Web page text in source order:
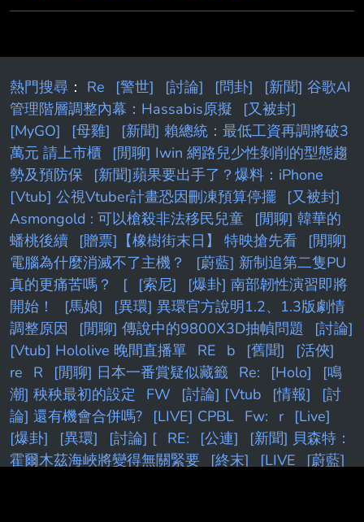
熱門搜尋 ： Re [警世] [討論] [問卦]
[新聞] 谷歌AI
管理階層調整內幕：Hassabis原擬
[又被封]
[MyGO]
[母雞]
[新聞] 賴總統：最低工資再調將破3
萬元 請上市櫃
[閒聊] Iwin 網路兒少性剝削的型態趨
勢及預防保
[新聞]蘋果要出手了？爆料：iPhone
[Vtub] 公視Vtuber計畫恐因刪凍預算停擺
[又被封]
Asmongold : 可以槍殺非法移民兒童
[閒聊] 韓華的
蟠桃後續
[贈票]【橡樹街末日】 特映搶先看
[閒聊]
電腦為什麼消滅不了主機？
[蔚藍] 新制追第二隻PU
真的更痛苦嗎？
[ [索尼]
[爆卦] 南部韌性演習即將
開始！
[馬娘]
[異環] 異環官方說明1.2、1.3版劇情
調整原因
[閒聊] 傳說中的9800X3D抽幀問題
[討論]
[Vtub] Hololive 晚間直播單 RE b [舊聞]
[活俠]
re
R [閒聊] 日本一番賞疑似藏籤 Re: [Holo]
[鳴
潮] 秧秧最初的設定
FW [討論] [Vtub [情報]
[討
論] 還有機會合併嗎?
[LIVE] CPBL Fw: r
[Live]
[爆卦]
[異環] [討論] [ RE: [公連]
[新聞] 貝森特：
霍爾木茲海峽將變得無關緊要
[終末] [LIVE
[蔚藍]